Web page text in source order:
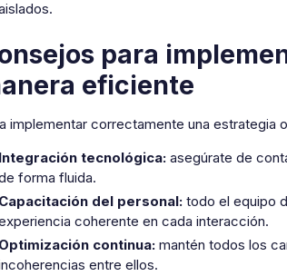
para
eficiente
implementar correctamente una estrategia
Integración tecnológica: asegúrate de
forma fluida.
Capacitación del personal:todo el equipo
coherente en cada interacción.
Optimización continua: mantén todos los
entre ellos.